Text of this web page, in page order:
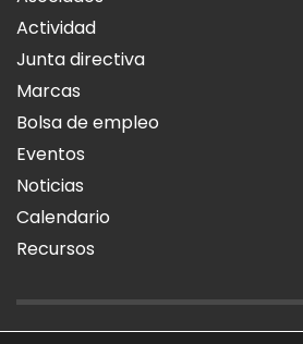
Actividad
Junta directiva
Marcas
Bolsa de empleo
Eventos
Noticias
Calendario
Recursos